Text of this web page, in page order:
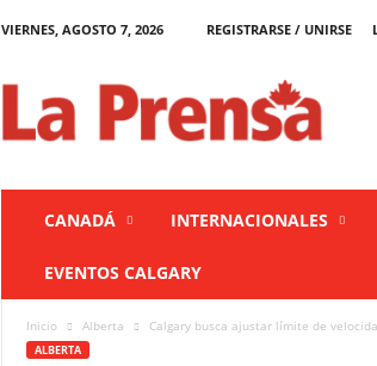
VIERNES, AGOSTO 7, 2026 REGISTRARSE / UNIRSE
a
CANADÁ INTERNACIONALES
EVENTOS CALGARY
Inicio Alberta Calgary busca ajustar límite de
ALBERTA